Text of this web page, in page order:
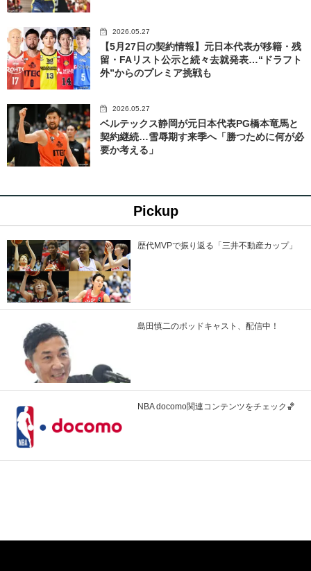
2026.05.27
【5月27日の契約情報】元日本代表が移籍・残
留・FAリスト公示と続々去就発表…“ドラフト
外”からのプレミア挑戦も
2026.05.27
ベルテックス静岡が元日本代表PG橋本竜馬と
契約継続…雪辱期す来季へ「勝つために何が必
要か考える」
Pickup
歴代MVPで振り返る「三井不動産カップ」
島田慎二のポッドキャスト、配信中！
NBA docomo関連コンテンツをチェック🏀